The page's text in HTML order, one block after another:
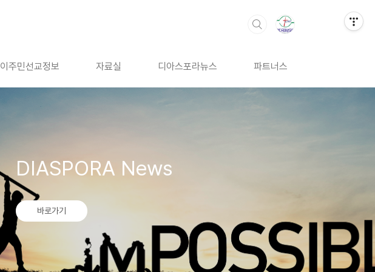
이주민선교정보 자료실 디아스포라뉴스 파트너스
DIASPORA News
바로가기